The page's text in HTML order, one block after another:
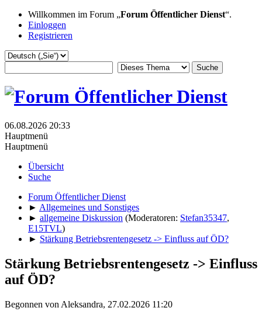
Willkommen im Forum „Forum Öffentlicher Dienst“.
Einloggen
Registrieren
06.08.2026 20:33
Hauptmenü
Hauptmenü
Übersicht
Suche
Forum Öffentlicher Dienst
► Allgemeines und Sonstiges
► allgemeine Diskussion (Moderatoren: Stefan35347,
E15TVL)
► Stärkung Betriebsrentengesetz -> Einfluss auf ÖD?
Stärkung Betriebsrentengesetz -> Einfluss
auf ÖD?
Begonnen von Aleksandra, 27.02.2026 11:20